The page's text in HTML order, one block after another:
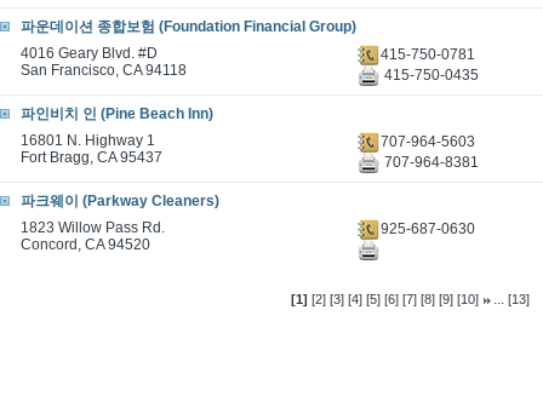
파운데이션 종합보험 (Foundation Financial Group)
4016 Geary Blvd. #D
San Francisco, CA 94118
415-750-0781
415-750-0435
파인비치 인 (Pine Beach Inn)
16801 N. Highway 1
Fort Bragg, CA 95437
707-964-5603
707-964-8381
파크웨이 (Parkway Cleaners)
1823 Willow Pass Rd.
Concord, CA 94520
925-687-0630
[1] [2] [3] [4] [5] [6] [7] [8] [9] [10] ...[13]